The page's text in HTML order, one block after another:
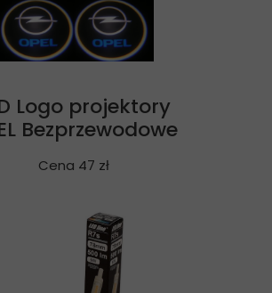
Logo projektory
Bezprzewodowe
Cena 47 zł